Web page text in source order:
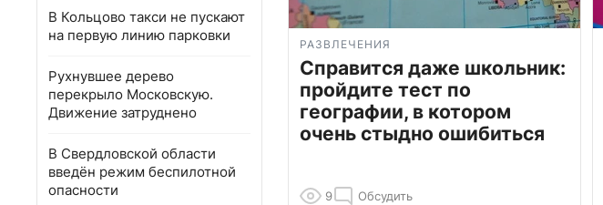
В Кольцово такси не пускают
на первую линию парковки
Рухнувшее дерево
перекрыло Московскую.
Движение затруднено
В Свердловской области
введён режим беспилотной
опасности
РАЗВЛЕЧЕНИЯ
Справится даже школьник:
пройдите тест по
географии, в котором
очень стыдно ошибиться
9 Обсудить